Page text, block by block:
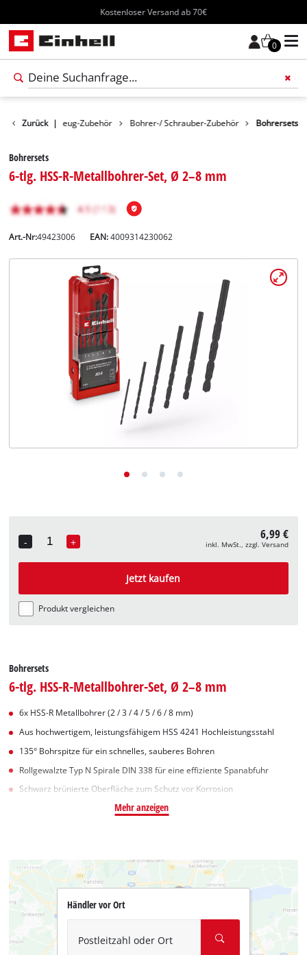
Kostenloser Versand ab 70€
0
Zurück |
Werkzeug-Zubehör Bohrer-/ Schrauber-Zubehör Bohrersets
Bohrersets
6-tlg. HSS-R-Metallbohrer-Set, Ø 2–8 mm
Art.-Nr:49423006 EAN:4009314230062
-
Quantity
+ 6,99 €
inkl. MwSt., zzgl. Versand
Jetzt kaufen
Produkt vergleichen
Bohrersets
6-tlg. HSS-R-Metallbohrer-Set, Ø 2–8 mm
6x HSS-R Metallbohrer (2 / 3 / 4 / 5 / 6 / 8 mm)
Aus hochwertigem, leistungsfähigem HSS 4241 Hochleistungsstahl
135° Bohrspitze für ein schnelles, sauberes Bohren
Rollgewalzte Typ N Spirale DIN 338 für eine effiziente Spanabfuhr
Schwarz brünierte Oberfläche zum Schutz vor Korrosion
Mehr anzeigen
Händler vor Ort
Postleitzahl oder Ort